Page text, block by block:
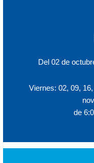
Del 02 de
Viernes: 02, 09,
de